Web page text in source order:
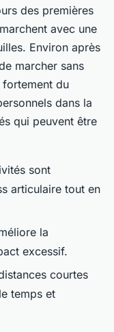
des premières
avec une
Environ après
marcher sans
fortement du
dans la
qui peuvent être
sont
articulaire tout en
la
excessif.
courtes
temps et